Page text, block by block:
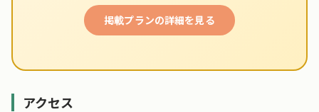
掲載プランの詳細を見る
アクセス